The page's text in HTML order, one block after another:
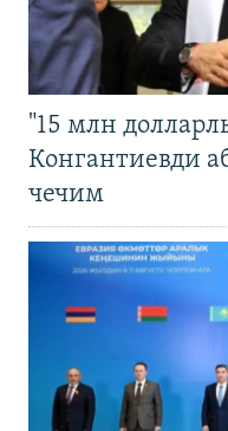
"15 млн
Конгантиевди
чечим